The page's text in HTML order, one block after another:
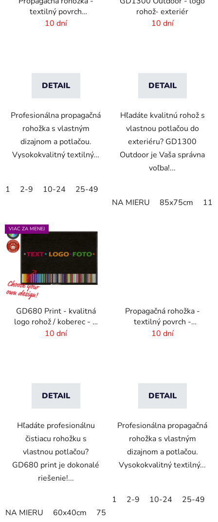
textilný povrch
-85x300 cm
10 dní
DETAIL
Profesionálna propagačná
rohožka s vlastným
dizajnom a potlačou.
Vysokokvalitný textilný...
1 2-9 10-24 25-49
rohož- exteriér
10 dní
DETAIL
Hľadáte kvalitnú rohož s
vlastnou potlačou do
exteriéru? GD1300
Outdoor je Vaša správna
voľba!...
NA MIERU 85x75cm
VIAC ZA MENEJ
GD680 Print - kvalitná
logo rohož / koberec - 8
mm vlas
10 dní
DETAIL
Hľadáte profesionálnu
čistiacu rohožku s
vlastnou potlačou?
GD680 print je dokonalé
riešenie!...
NA MIERU 60x40cm 75x60cm
Propagačná rohožka -
textilný povrch -
85x120 cm
10 dní
DETAIL
Profesionálna propagačná
rohožka s vlastným
dizajnom a potlačou.
Vysokokvalitný textilný...
1 2-9 10-24 25-49